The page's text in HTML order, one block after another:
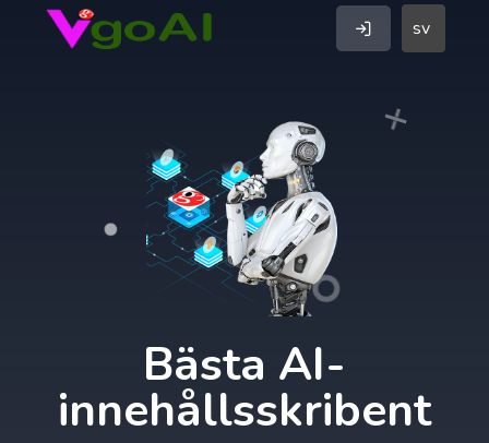
sv
Bästa AI-
innehållsskribent